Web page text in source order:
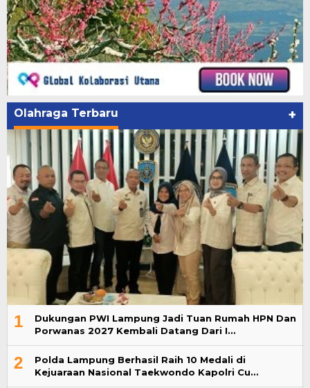
Olahraga Terbaru +
1
Dukungan PWI Lampung Jadi Tuan Rumah HPN Dan
Porwanas 2027 Kembali Datang Dari I…
2
Polda Lampung Berhasil Raih 10 Medali di
Kejuaraan Nasional Taekwondo Kapolri Cu…